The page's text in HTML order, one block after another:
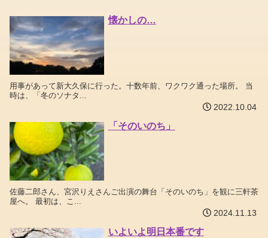
懐かしの…
用事があって新大久保に行った。十数年前、ワクワク通った場所。 当
時は、「冬のソナタ...
2022.10.04
「そのいのち」
佐藤二郎さん、宮沢りえさんご出演の舞台「そのいのち」を観に三軒茶
屋へ。 最初は、こ...
2024.11.13
いよいよ明日本番です